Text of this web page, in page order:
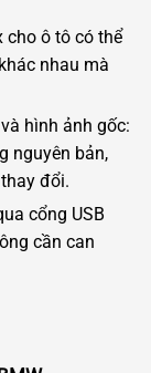
cho ô tô có thể
nhau mà
hình ảnh gốc:
nguyên bản,
đổi.
cổng USB
cần can